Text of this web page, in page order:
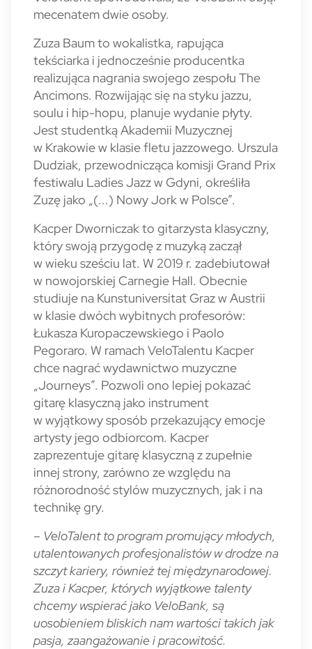
mecenatem dwie osoby.
Zuza Baum to wokalistka, rapująca
tekściarka i jednocześnie producentka
realizująca nagrania swojego zespołu The
Ancimons. Rozwijając się na styku jazzu,
soulu i hip-hopu, planuje wydanie płyty.
Jest studentką Akademii Muzycznej
w Krakowie w klasie fletu jazzowego. Urszula
Dudziak, przewodnicząca komisji Grand Prix
festiwalu Ladies Jazz w Gdyni, określiła
Zuzę jako „(...) Nowy Jork w Polsce”.
Kacper Dworniczak to gitarzysta klasyczny,
który swoją przygodę z muzyką zaczął
w wieku sześciu lat. W 2019 r. zadebiutował
w nowojorskiej Carnegie Hall. Obecnie
studiuje na Kunstuniversitat Graz w Austrii
w klasie dwóch wybitnych profesorów:
Łukasza Kuropaczewskiego i Paolo
Pegoraro. W ramach VeloTalentu Kacper
chce nagrać wydawnictwo muzyczne
„Journeys”. Pozwoli ono lepiej pokazać
gitarę klasyczną jako instrument
w wyjątkowy sposób przekazujący emocje
artysty jego odbiorcom. Kacper
zaprezentuje gitarę klasyczną z zupełnie
innej strony, zarówno ze względu na
różnorodność stylów muzycznych, jak i na
technikę gry.
– VeloTalent to program promujący młodych,
utalentowanych profesjonalistów w drodze na
szczyt kariery, również tej międzynarodowej.
Zuza i Kacper, których wyjątkowe talenty
chcemy wspierać jako VeloBank, są
uosobieniem bliskich nam wartości takich jak
pasja, zaangażowanie i pracowitość.